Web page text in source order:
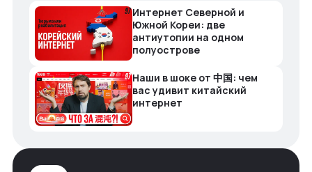
Интернет Северной и
Южной Кореи: две
антиутопии на одном
полуострове
Наши в шоке от 中国: чем
вас удивит китайский
интернет